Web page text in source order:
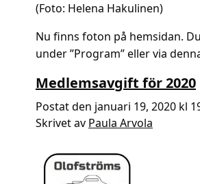
(Foto: Helena Hakulinen)
Nu finns foton på hemsidan.
under ”Program” eller via
Medlemsavgift för 2020
Postat den januari 19, 2020 kl
Skrivet av Paula Arvola